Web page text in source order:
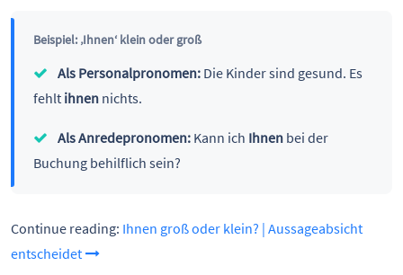
Beispiel: ‚Ihnen‘ klein oder groß
Als Personalpronomen:Die Kinder sind gesund. Es
fehlt ihnennichts.
Als Anredepronomen:Kann ich Ihnenbei der
Buchung behilflich sein?
Continue reading: Ihnen groß oder klein? | Aussageabsicht
entscheidet